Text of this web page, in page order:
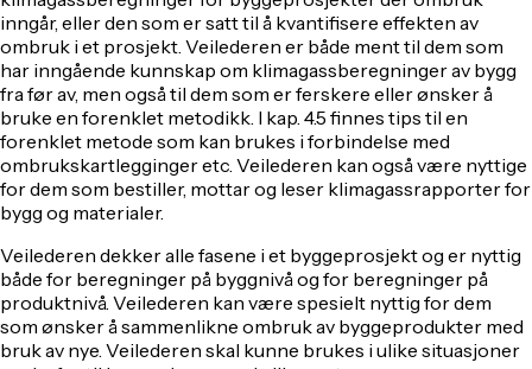
inngår, eller den som er satt til å kvantifisere effekten av
ombruk i et prosjekt. Veilederen er både ment til dem som
har inngående kunnskap om klimagassberegninger av bygg
fra før av, men også til dem som er ferskere eller ønsker å
bruke en forenklet metodikk. I kap. 4.5 finnes tips til en
forenklet metode som kan brukes i forbindelse med
ombrukskartlegginger etc. Veilederen kan også være nyttige
for dem som bestiller, mottar og leser klimagassrapporter for
bygg og materialer.
Veilederen dekker alle fasene i et byggeprosjekt og er nyttig
både for beregninger på byggnivå og for beregninger på
produktnivå. Veilederen kan være spesielt nyttig for dem
som ønsker å sammenlikne ombruk av byggeprodukter med
bruk av nye. Veilederen skal kunne brukes i ulike situasjoner